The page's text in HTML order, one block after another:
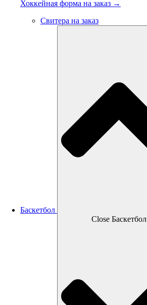
Хоккейная форма на заказ →
Свитера на заказ
Баскетбол
Close Баскетбол